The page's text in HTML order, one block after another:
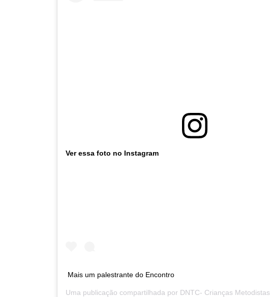
Ver essa foto no Instagram
Mais um palestrante do Encontro
Uma publicação compartilhada por DNTC- Crianças Metodistas